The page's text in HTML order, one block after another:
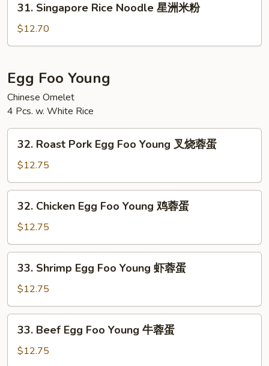
Singapore
Rice
Noodle
洲
米
粉
31. Singapore Rice Noodle 星洲米粉
$12.70
Egg Foo Young
Chinese Omelet
4 Pcs. w. White Rice
Roast
Pork
Egg
Foo
Young
蓉
32. Roast Pork Egg Foo Young 叉烧蓉蛋
$12.75
Chicken
Egg
Foo
Young
32. Chicken Egg Foo Young 鸡蓉蛋
$12.75
Shrimp
Egg
Foo
Young
33. Shrimp Egg Foo Young 虾蓉蛋
$12.75
Beef
Egg
33. Beef Egg Foo Young 牛蓉蛋
$12.75